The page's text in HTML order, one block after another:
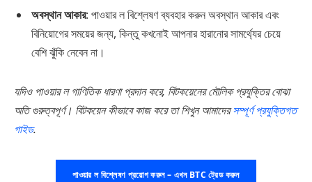
অবস্থান আকার: পাওয়ার ল বিশ্লেষণ ব্যবহার করুন অবস্থান আকার এবং
বিনিয়োগের সময়ের জন্য, কিন্তু কখনোই আপনার হারানোর সামর্থ্যের চেয়ে
বেশি ঝুঁকি নেবেন না।
যদিও পাওয়ার ল গাণিতিক ধারণা প্রদান করে, বিটকয়েনের মৌলিক প্রযুক্তির বোঝা
অতি গুরুত্বপূর্ণ। বিটকয়েন কীভাবে কাজ করে তা শিখুন আমাদেরসম্পূর্ণ প্রযুক্তিগত
গাইড.
পাওয়ার ল বিশ্লেষণ প্রয়োগ করুন – এখন BTC ট্রেড করুন